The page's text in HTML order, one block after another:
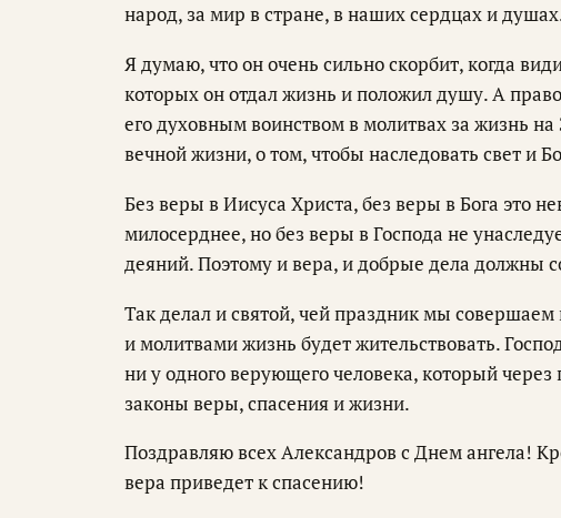
народ, за мир в стране, в наших сердцах и
Я думаю, что он очень сильно скорбит, когда
которых он отдал жизнь и положил душу. А
его духовным воинством в молитвах за жизнь
вечной жизни, о том, чтобы наследовать свет и
Без веры в Иисуса Христа, без веры в Бога это
милосерднее, но без веры в Господа не
деяний. Поэтому и вера, и добрые дела должны
Так делал и святой, чей праздник мы совершаем
и молитвами жизнь будет жительствовать.
ни у одного верующего человека, который через
законы веры, спасения и жизни.
Поздравляю всех Александров с Днем ангела!
вера приведет к спасению!